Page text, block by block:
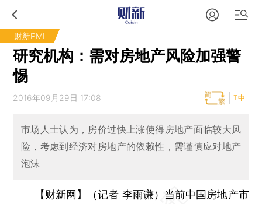
财新PMI
研究机构：需对房地产风险加强警
惕
2016年09月29日 17:08 T中
市场人士认为，房价过快上涨使得房地产面临较大风
险，考虑到经济对房地产的依赖性，需谨慎应对地产
泡沫
【财新网】（记者 李雨谦） 当前中国 房地产市